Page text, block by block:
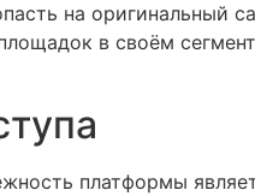
на оригинальный
в своём
платформы